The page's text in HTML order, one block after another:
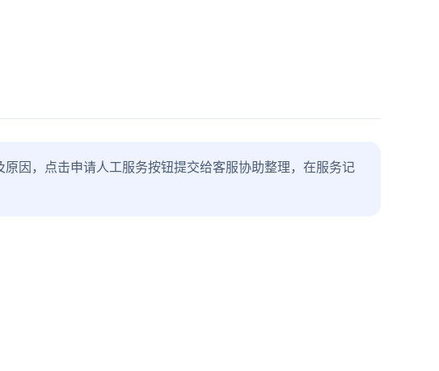
因，点击申请人工服务按钮提交给客服协助整理，在服务记